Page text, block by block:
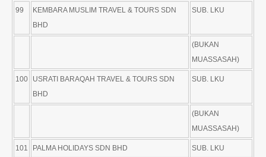
99
KEMBARA MUSLIM TRAVEL & TOURS SDN
BHD
SUB. LKU
(BUKAN
MUASSASAH)
100
USRATI BARAQAH TRAVEL & TOURS SDN
BHD
SUB. LKU
(BUKAN
MUASSASAH)
101 PALMA HOLIDAYS SDN BHD SUB. LKU